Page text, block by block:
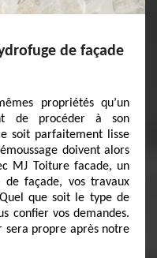
de façade
propriétés qu’un
de procéder à son
soit parfaitement lisse
doivent alors
MJ Toiture facade, un
de façade, vos travaux
que soit le type de
confier vos demandes.
sera propre après notre